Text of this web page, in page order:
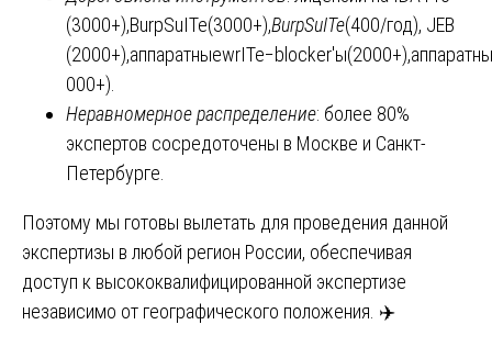
(3000+),BurpSuITe(3000+),BurpSuITe(400/год), JEB
000+).
Неравномерное распределение: более 80%
экспертов сосредоточены в Москве и Санкт-
Петербурге.
Поэтому мы готовы вылетать для проведения данной
экспертизы в любой регион России, обеспечивая
доступ к высококвалифицированной экспертизе
независимо от географического положения. ✈️